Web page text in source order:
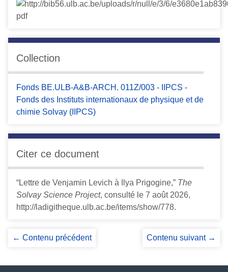
Collection
Fonds BE.ULB-A&B-ARCH. 011Z/003 - IIPCS -
Fonds des Instituts internationaux de physique et de
chimie Solvay (IIPCS)
Citer ce document
“Lettre de Venjamin Levich à Ilya Prigogine,” The
Solvay Science Project, consulté le 7 août 2026,
http://ladigitheque.ulb.ac.be/items/show/778.
← Contenu précédent Contenu suivant →